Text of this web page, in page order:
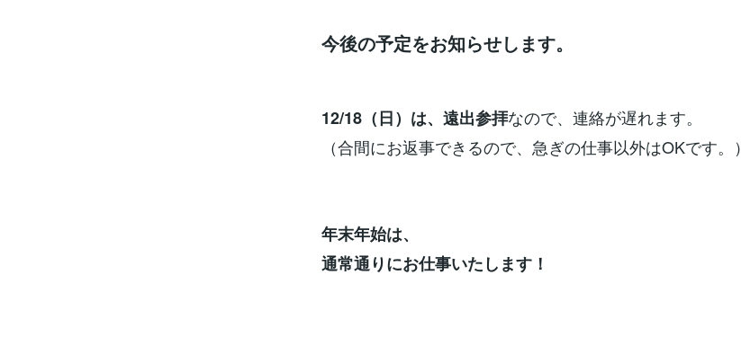
今後の予定をお知らせします。
12/18（日）は、遠出参拝なので、連絡が遅れます。
（合間にお返事できるので、急ぎの仕事以外はOKです。）
年末年始は、
通常通りにお仕事いたします！